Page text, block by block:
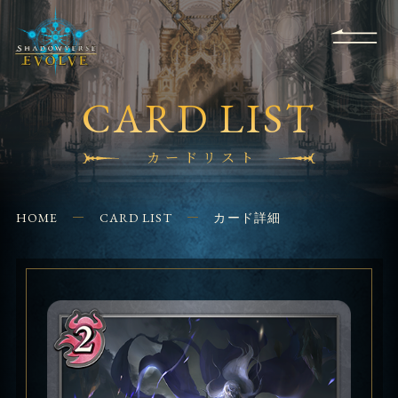
Q&A
EVENT SHOPS
FOR
BEGINNERS
APPLICATION
CONTACT
CARD LIST
カードリスト
HOME CARD LIST カード詳細